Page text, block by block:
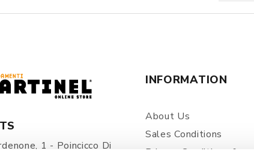
1 - Poincicco Di
INFORMATION
About Us
Sales Conditions
Privacy Conditions &